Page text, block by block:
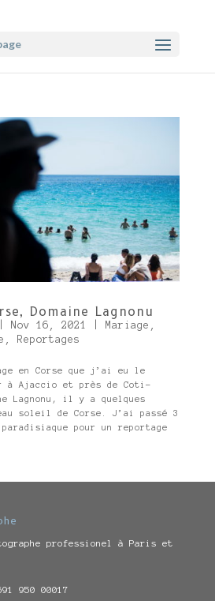
Domaine Lagnonu
Nov 16, 2021 Mariage ,
, Reportages
en Corse que j’ai eu le
Ajaccio et près de Coti-
Lagnonu, il y a quelques
soleil de Corse. J’ai passé 3
pour un reportage
professionel à Paris et
950 00017